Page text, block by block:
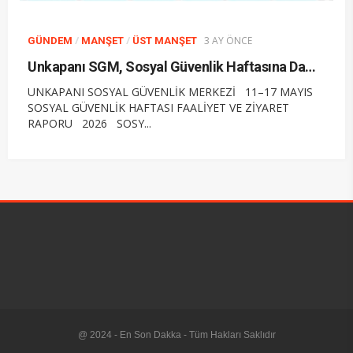
GÜNDEM / MANŞET / ÜST MANŞET 3 AY ÖNCE
Unkapanı SGM, Sosyal Güvenlik Haftasına Damga Vurdu
UNKAPANI SOSYAL GÜVENLİK MERKEZİ 11–17 MAYIS
SOSYAL GÜVENLİK HAFTASI FAALİYET VE ZİYARET
RAPORU 2026 SOSY...
@ 2024 - En Son Dakka - Tüm Hakları Saklıdır